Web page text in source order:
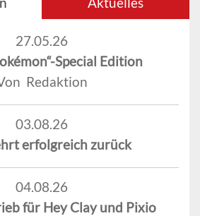
27.05.26
Special Edition
Redaktion
03.08.26
erfolgreich zurück
04.08.26
für Hey Clay und Pixio